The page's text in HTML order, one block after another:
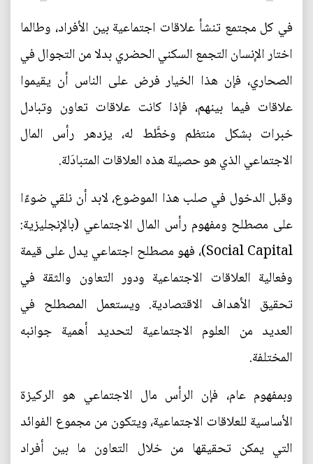
في كل مجتمع تنشأ علاقات اجتماعية بين الأفراد، وطالما
اختار الإنسان التجمع السكني الحضري بدلا من التجوال في
الصحاري، فإن هذا الخيار فرض على الناس أن يقيموا
علاقات فيما بينهم، فإذا كانت علاقات تعاون وتبادل
خبرات بشكل منتظم وخطَّط له، يزدهر رأس المال
الاجتماعي الذي هو حصيلة هذه العلاقات المتبادَلة.
وقبل الدخول في صلب هذا الموضوع، لابد أن نلقي ضوءًا
على مصطلح ومفهوم رأس المال الاجتماعي (بالإنجليزية:
Social Capital)‏، فهو مصطلح اجتماعي يدل على قيمة
وفعالية العلاقات الاجتماعية ودور التعاون والثقة في
تحقيق الأهداف الاقتصادية. ويستعمل المصطلح في
العديد من العلوم الاجتماعية لتحديد أهمية جوانبه
المختلفة.
وبمفهوم عام، فإن الرأس مال الاجتماعي هو الركيزة
الأساسية للعلاقات الاجتماعية، ويتكون من مجموع الفوائد
التي يمكن تحقيقها من خلال التعاون ما بين أفراد